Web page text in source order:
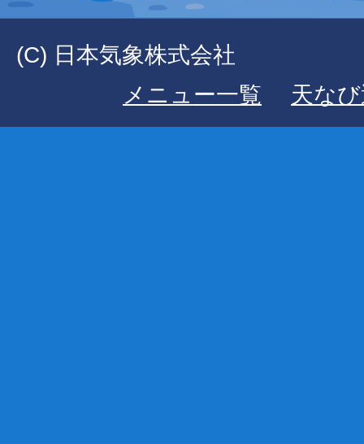
(C) 日本気象株式会社
メニュー一覧
天な